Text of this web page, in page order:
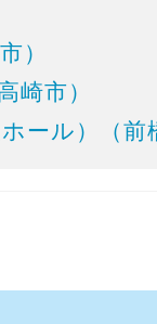
）
崎市）
ール）（前